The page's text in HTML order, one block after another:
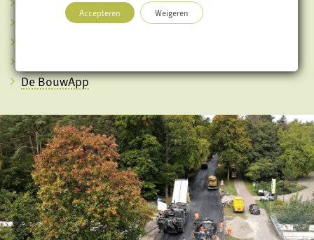
ADCIM B.V.
De BouwApp
Accepteren Weigeren